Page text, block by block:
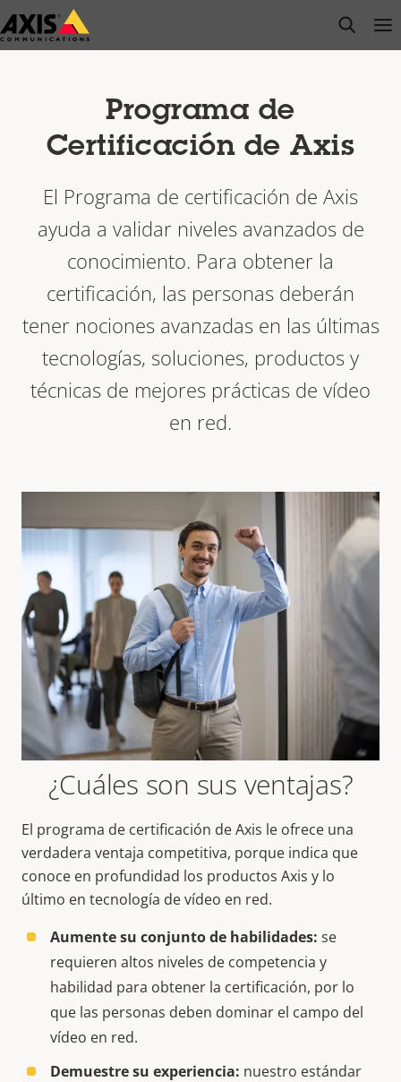
Saltar
al
open
Programa de
Certificación de Axis
El Programa de certificación de Axis
ayuda a validar niveles avanzados de
conocimiento. Para obtener la
certificación, las personas deberán
tener nociones avanzadas en las últimas
tecnologías, soluciones, productos y
técnicas de mejores prácticas de vídeo
en red.
¿Cuáles son sus ventajas?
El programa de certificación de Axis le ofrece una
verdadera ventaja competitiva, porque indica que
conoce en profundidad los productos Axis y lo
último en tecnología de vídeo en red.
Aumente su conjunto de habilidades: se
requieren altos niveles de competencia y
habilidad para obtener la certificación, por lo
que las personas deben dominar el campo del
vídeo en red.
Demuestresu experiencia: nuestro estándar